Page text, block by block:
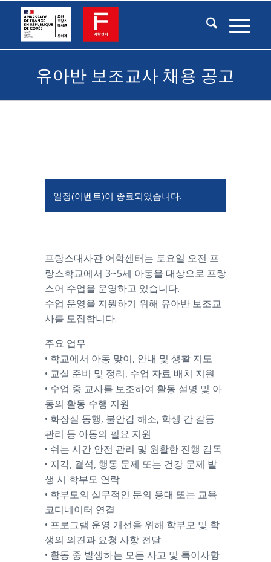
유아반 보조교사 채용 공고
일정(이벤트)이 종료되었습니다.
프랑스대사관 어학센터는 토요일 오전 프
랑스학교에서 3~5세 아동을 대상으로 프랑
스어 수업을 운영하고 있습니다.
수업 운영을 지원하기 위해 유아반 보조교
사를 모집합니다.
주요 업무
• 학교에서 아동 맞이, 안내 및 생활 지도
• 교실 준비 및 정리, 수업 자료 배치 지원
• 수업 중 교사를 보조하여 활동 설명 및 아
동의 활동 수행 지원
• 화장실 동행, 불안감 해소, 학생 간 갈등
관리 등 아동의 필요 지원
• 쉬는 시간 안전 관리 및 원활한 진행 감독
• 지각, 결석, 행동 문제 또는 건강 문제 발
생 시 학부모 연락
• 학부모의 실무적인 문의 응대 또는 교육
코디네이터 연결
• 프로그램 운영 개선을 위해 학부모 및 학
생의 의견과 요청 사항 전달
• 활동 중 발생하는 모든 사고 및 특이사항